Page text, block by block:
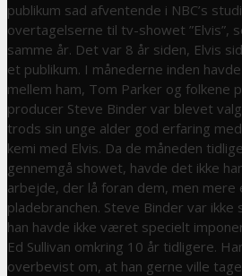
publikum sad afventende i NBC’s
overtagelserne til tv-showet ”Elvis”,
samme år. Det var 8 år siden, Elvis
et publikum. I månederne inden
mellem ham, Tom Parker og folkene
producer Steve Binder var blevet
trods sin unge alder god erfaring
kemi med Elvis. Da de måneden
gennemgå showet, havde det ikke
arbejde, der lå foran dem, men mere
pladebranchen. Steve Binder var
han havde ikke været specielt
Ed Sullivan omkring 10 år tidligere.
overbevist om, at han gerne ville